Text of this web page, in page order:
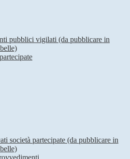
pubblici vigilati (da pubblicare in
società partecipate (da pubblicare in